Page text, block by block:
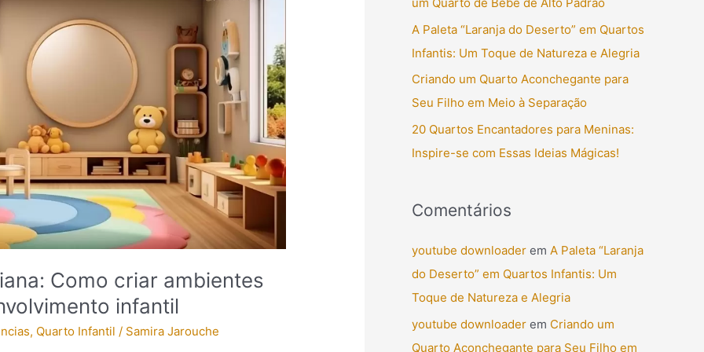
Como criar ambientes
infantil
, Quarto Infantil / Samira Jarouche
p
o
r
:
A Paleta “Laranja do Deserto” em Quartos
Infantis: Um Toque de Natureza e Alegria
Criando um Quarto Aconchegante para
Seu Filho em Meio à Separação
20 Quartos Encantadores para Meninas:
Inspire-se com Essas Ideias Mágicas!
Comentários
youtube downloader em A Paleta “Laranja
do Deserto” em Quartos Infantis: Um
Toque de Natureza e Alegria
youtube downloader em Criando um
Quarto Aconchegante para Seu Filho em